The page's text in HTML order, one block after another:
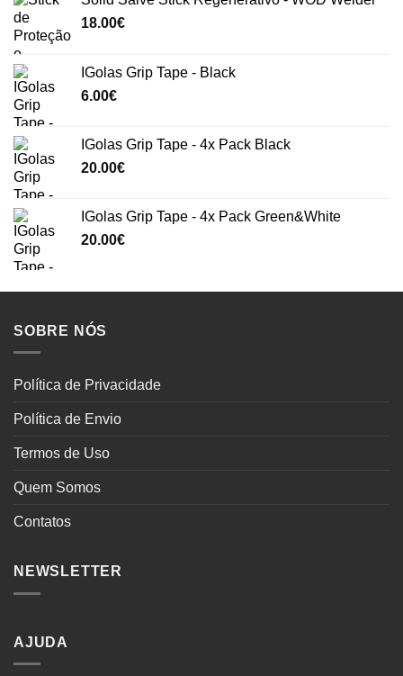
18.00€
IGolas Grip Tape - Black
6.00€
IGolas Grip Tape - 4x Pack Black
20.00€
IGolas Grip Tape - 4x Pack Green&White
20.00€
SOBRE NÓS
Política de Privacidade
Política de Envio
Termos de Uso
Quem Somos
Contatos
NEWSLETTER
AJUDA